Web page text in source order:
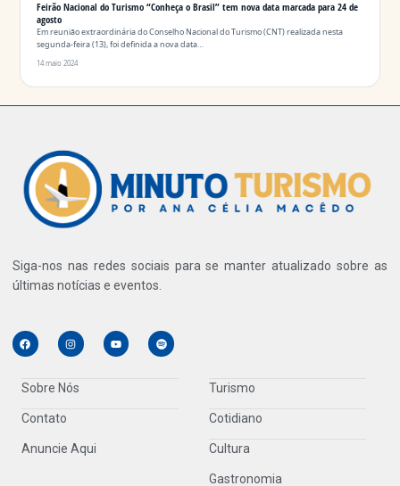
Feirão Nacional do Turismo “Conheça o Brasil” tem nova data marcada para 24 de
agosto
Em reunião extraordinária do Conselho Nacional do Turismo (CNT) realizada nesta
segunda-feira (13), foi definida a nova data…
14 maio 2024
Siga-nos nas redes sociais para se manter atualizado sobre as
últimas notícias e eventos.
Sobre Nós
Contato
Anuncie Aqui
Turismo
Cotidiano
Cultura
Gastronomia